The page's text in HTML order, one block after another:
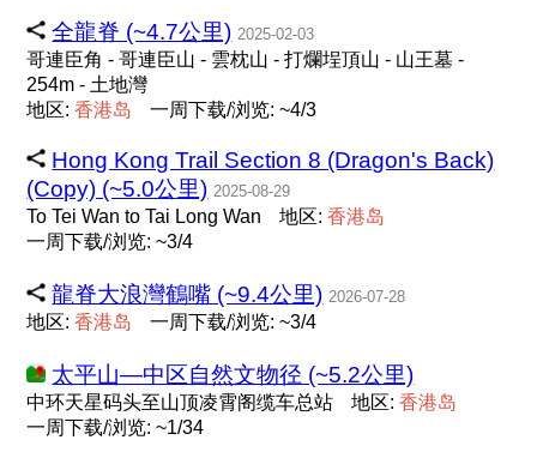
全龍脊 (~4.7公里) 2025-02-03
哥連臣角 - 哥連臣山 - 雲枕山 - 打爛埕頂山 - 山王墓 -
254m - 土地灣
地区:香港岛 一周下载/浏览: ~4/3
Hong Kong Trail Section 8 (Dragon's Back)
(Copy) (~5.0公里) 2025-08-29
To Tei Wan to Tai Long Wan 地区:香港岛
一周下载/浏览: ~3/4
龍脊大浪灣鶴嘴 (~9.4公里) 2026-07-28
地区:香港岛 一周下载/浏览: ~3/4
太平山—中区自然文物径 (~5.2公里)
中环天星码头至山顶凌霄阁缆车总站 地区:香港岛
一周下载/浏览: ~1/34